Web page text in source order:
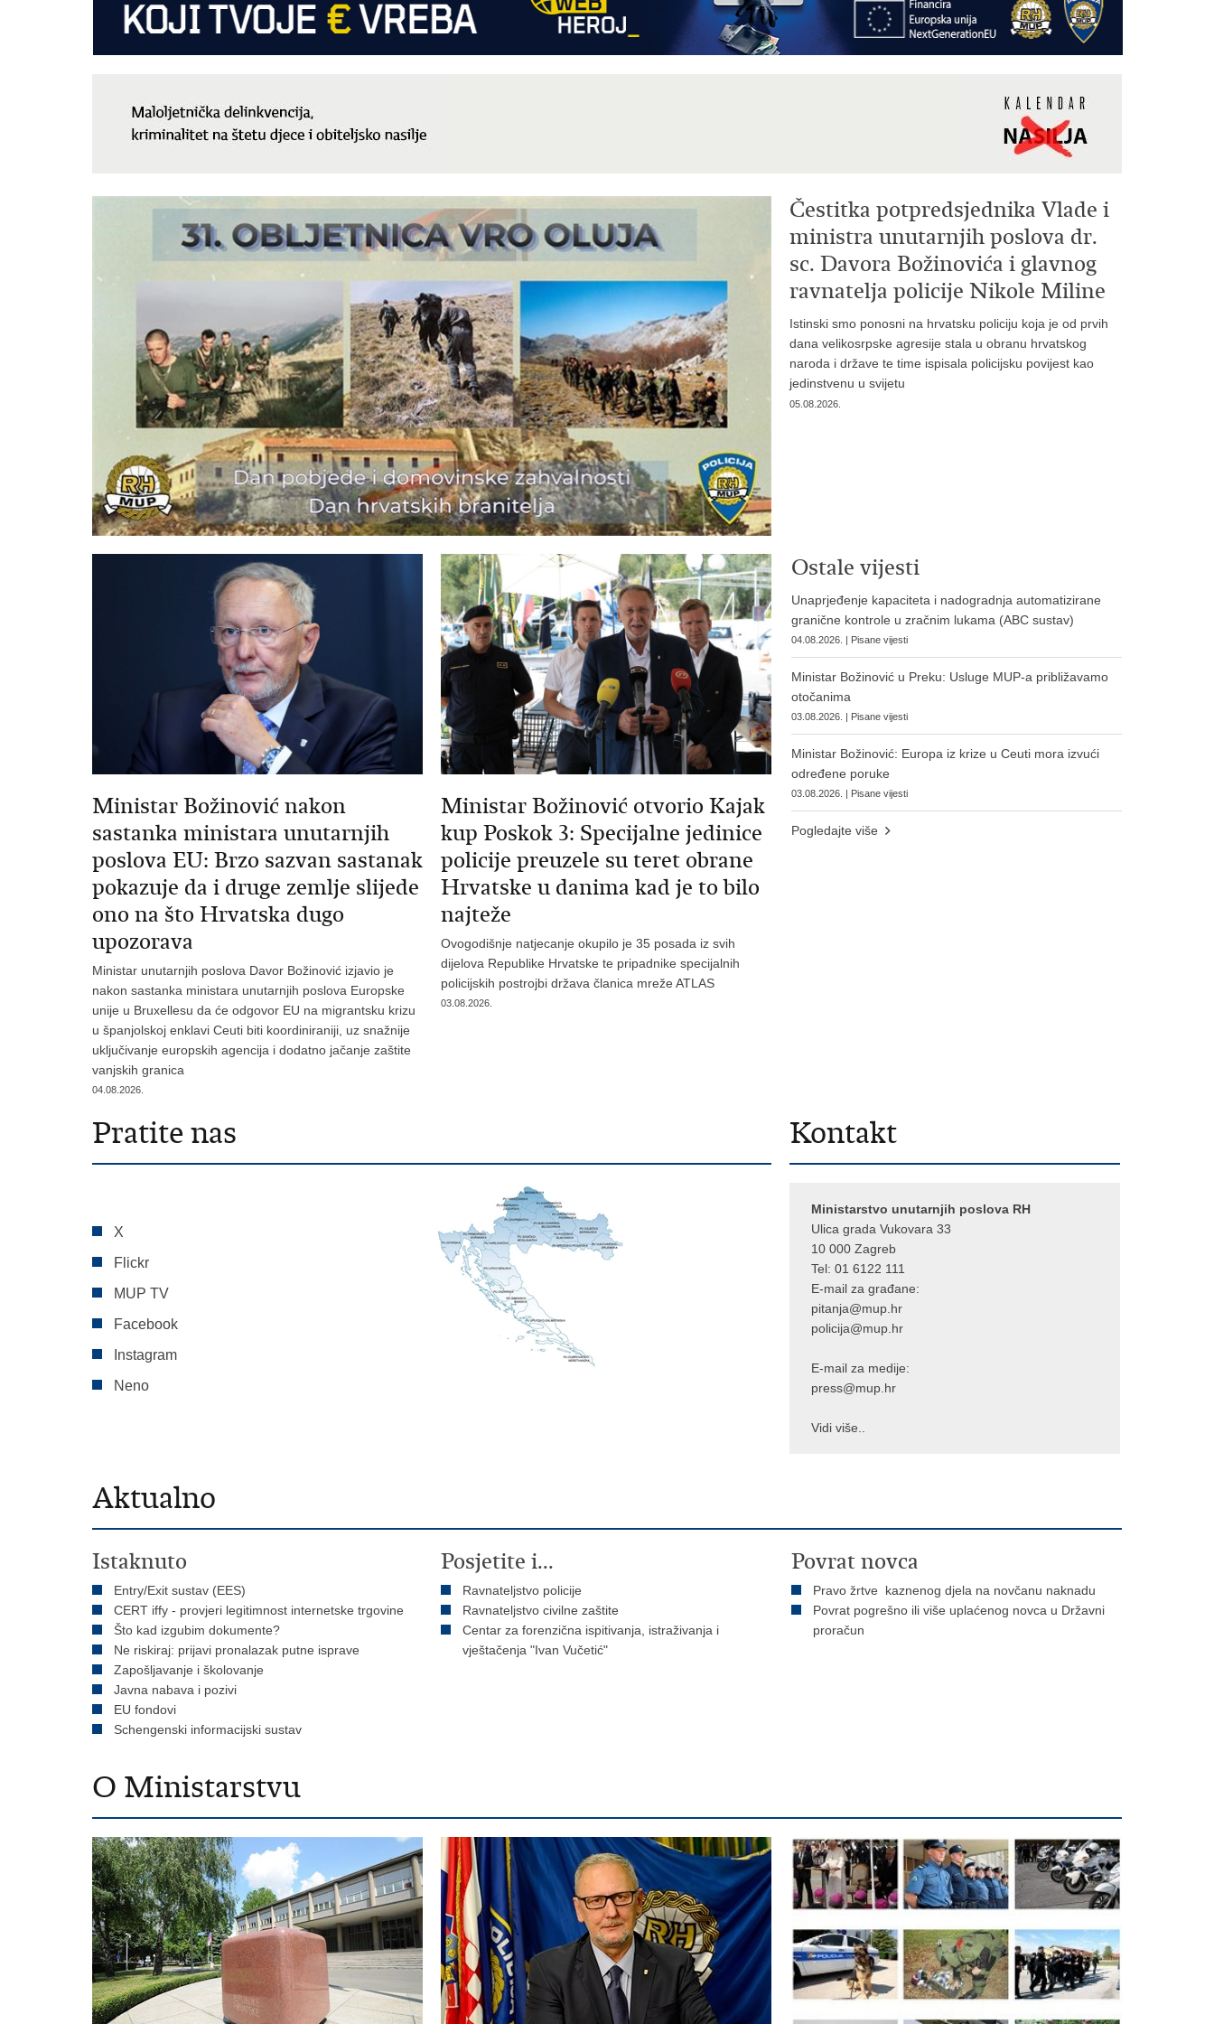
Čestitka potpredsjednika Vlade i
ministra unutarnjih poslova dr.
sc. Davora Božinovića i glavnog
ravnatelja policije Nikole Miline
Istinski smo ponosni na hrvatsku policiju koja je od prvih
dana velikosrpske agresije stala u obranu hrvatskog
naroda i države te time ispisala policijsku povijest kao
jedinstvenu u svijetu
05.08.2026.
Ministar Božinović nakon
sastanka ministara unutarnjih
poslova EU: Brzo sazvan sastanak
pokazuje da i druge zemlje slijede
ono na što Hrvatska dugo
upozorava
Ministar unutarnjih poslova Davor Božinović izjavio je
nakon sastanka ministara unutarnjih poslova Europske
unije u Bruxellesu da će odgovor EU na migrantsku krizu
u španjolskoj enklavi Ceuti biti koordiniraniji, uz snažnije
uključivanje europskih agencija i dodatno jačanje zaštite
vanjskih granica
04.08.2026.
Ministar Božinović otvorio Kajak
kup Poskok 3: Specijalne jedinice
policije preuzele su teret obrane
Hrvatske u danima kad je to bilo
najteže
Ovogodišnje natjecanje okupilo je 35 posada iz svih
dijelova Republike Hrvatske te pripadnike specijalnih
policijskih postrojbi država članica mreže ATLAS
03.08.2026.
Ostale vijesti
Unaprjeđenje kapaciteta i nadogradnja automatizirane
granične kontrole u zračnim lukama (ABC sustav)
04.08.2026. | Pisane vijesti
Ministar Božinović u Preku: Usluge MUP-a približavamo
otočanima
03.08.2026. | Pisane vijesti
Ministar Božinović: Europa iz krize u Ceuti mora izvući
određene poruke
03.08.2026. | Pisane vijesti
Pogledajte više
Pratite nas
X
Flickr
MUP TV
Facebook
Instagram
Neno
Kontakt
Ministarstvo unutarnjih poslova RH
Ulica grada Vukovara 33
10 000 Zagreb
Tel: 01 6122 111
E-mail za građane:
pitanja@mup.hr
policija@mup.hr
E-mail za medije:
press@mup.hr
Vidi više..
Aktualno
Istaknuto
Entry/Exit sustav (EES)
CERT iffy - provjeri legitimnost internetske trgovine
Što kad izgubim dokumente?
Ne riskiraj: prijavi pronalazak putne isprave
Zapošljavanje i školovanje
Javna nabava i pozivi
EU fondovi
Schengenski informacijski sustav
Posjetite i...
Ravnateljstvo policije
Ravnateljstvo civilne zaštite
Centar za forenzična ispitivanja, istraživanja i
vještačenja "Ivan Vučetić"
Povrat novca
Pravo žrtve kaznenog djela na novčanu naknadu
Povrat pogrešno ili više uplaćenog novca u Državni
proračun
O Ministarstvu